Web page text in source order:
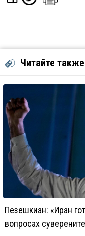
Читайте также
Пезешкиан: «Иран
вопросах